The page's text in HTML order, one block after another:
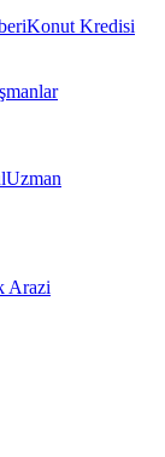
Konut Kredisi
Uzman
Arazi